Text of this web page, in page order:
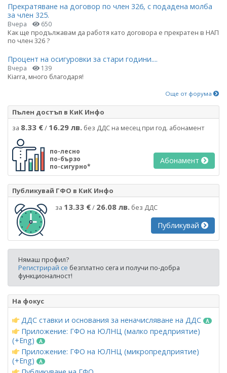
Прекратяване на договор по член 326, с подадена молба
за член 325.
Вчера 650
Как ще продължавам да работя като договора е прекратен в НАП
по член 326 ?
Процент на осигуровки за стари години....
Вчера 139
Kiarra, много благодаря!
Още от форума
Пълен достъп в КиК Инфо
за 8.33 €/ 16.29 лв. без ДДС на месец при год. абонамент
по-лесно
по-бързо
по-сигурно*
Абонамент
Публикувай ГФО в КиК Инфо
за 13.33 €/ 26.08 лв. без ДДС
Публикувай
Нямаш профил?
Регистрирай се безплатно сега и получи по-добра
функционалност!
На фокус
ДДС ставки и основания за неначисляване на ДДС
Приложение: ГФО на ЮЛНЦ (малко предприятие)
(+Eng)
Приложение: ГФО на ЮЛНЦ (микропредприятие)
(+Eng)